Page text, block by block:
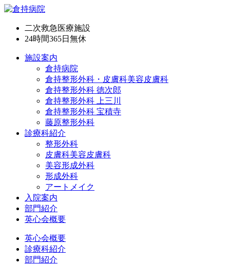
二次救急医療施設
24時間365日 無休
施設案内
倉持病院
倉持整形外科・皮膚科美容皮膚科
倉持整形外科 徳次郎
倉持整形外科 上三川
倉持整形外科 宝積寺
藤原整形外科
診療科紹介
整形外科
皮膚科美容皮膚科
美容形成外科
形成外科
アートメイク
入院案内
部門紹介
英心会概要
英心会概要
診療科紹介
部門紹介